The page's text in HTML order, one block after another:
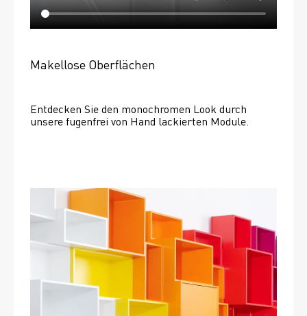
Makellose Oberflächen
Entdecken Sie den monochromen Look durch
unsere fugenfrei von Hand lackierten Module.